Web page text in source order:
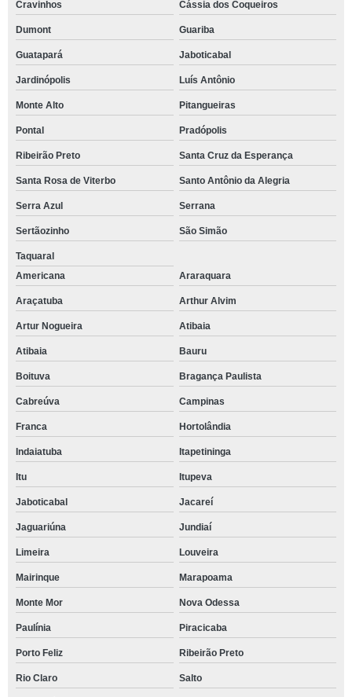
Cravinhos Cássia dos Coqueiros
Dumont Guariba
Guatapará Jaboticabal
Jardinópolis Luís Antônio
Monte Alto Pitangueiras
Pontal Pradópolis
Ribeirão Preto Santa Cruz da Esperança
Santa Rosa de Viterbo Santo Antônio da Alegria
Serra Azul Serrana
Sertãozinho São Simão
Taquaral
Americana
Araraquara
Araçatuba Arthur Alvim
Artur Nogueira Atibaia
Atibaia Bauru
Boituva Bragança Paulista
Cabreúva Campinas
Franca Hortolândia
Indaiatuba Itapetininga
Itu Itupeva
Jaboticabal Jacareí
Jaguariúna Jundiaí
Limeira Louveira
Mairinque Marapoama
Monte Mor Nova Odessa
Paulínia Piracicaba
Porto Feliz Ribeirão Preto
Rio Claro Salto